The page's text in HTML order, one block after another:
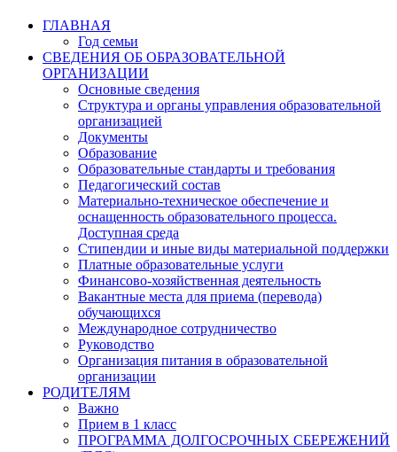
ГЛАВНАЯ
Год семьи
СВЕДЕНИЯ ОБ ОБРАЗОВАТЕЛЬНОЙ
ОРГАНИЗАЦИИ
Основные сведения
Структура и органы управления образовательной
организацией
Документы
Образование
Образовательные стандарты и требования
Педагогический состав
Материально-техническое обеспечение и
оснащенность образовательного процесса.
Доступная среда
Стипендии и иные виды материальной поддержки
Платные образовательные услуги
Финансово-хозяйственная деятельность
Вакантные места для приема (перевода)
обучающихся
Международное сотрудничество
Руководство
Организация питания в образовательной
организации
РОДИТЕЛЯМ
Важно
Прием в 1 класс
ПРОГРАММА ДОЛГОСРОЧНЫХ СБЕРЕЖЕНИЙ